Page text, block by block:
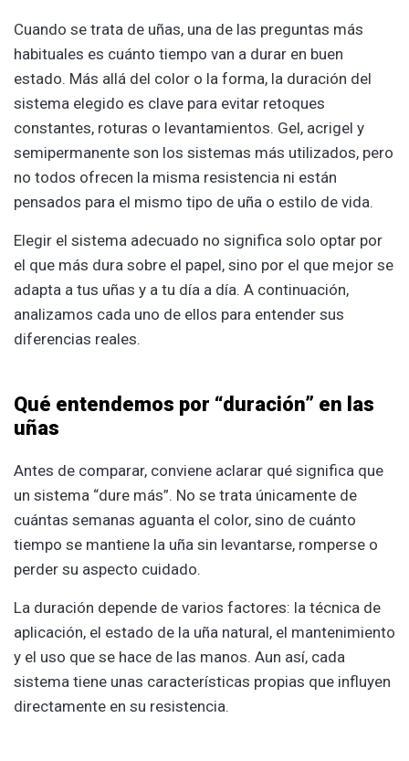
Cuando se trata de uñas, una de las preguntas más
habituales es cuánto tiempo van a durar en buen
estado. Más allá del color o la forma, la duración del
sistema elegido es clave para evitar retoques
constantes, roturas o levantamientos. Gel, acrigel y
semipermanente son los sistemas más utilizados, pero
no todos ofrecen la misma resistencia ni están
pensados para el mismo tipo de uña o estilo de vida.
Elegir el sistema adecuado no significa solo optar por
el que más dura sobre el papel, sino por el que mejor se
adapta a tus uñas y a tu día a día. A continuación,
analizamos cada uno de ellos para entender sus
diferencias reales.
Qué entendemos por “duración” en las
uñas
Antes de comparar, conviene aclarar qué significa que
un sistema “dure más”. No se trata únicamente de
cuántas semanas aguanta el color, sino de cuánto
tiempo se mantiene la uña sin levantarse, romperse o
perder su aspecto cuidado.
La duración depende de varios factores: la técnica de
aplicación, el estado de la uña natural, el mantenimiento
y el uso que se hace de las manos. Aun así, cada
sistema tiene unas características propias que influyen
directamente en su resistencia.